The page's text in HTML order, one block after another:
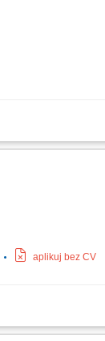
bar
aplikuj bez CV
zupy, dania